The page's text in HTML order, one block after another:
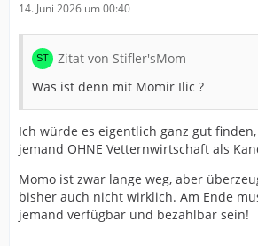
14. Juni 2026 um 00:40
Zitat von Stifler'sMom
Was ist denn mit Momir Ilic ?
Ich würde es eigentlich ganz gut
jemand OHNE Vetternwirtschaft als
Momo ist zwar lange weg, aber
bisher auch nicht wirklich. Am Ende
jemand verfügbar und bezahlbar sein!